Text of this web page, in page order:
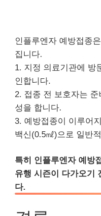
인플루엔자 예방접종
집니다.
1. 지정 의료기관에 방
인합니다.
2. 접종 전 보호자는
성을 합니다.
3. 예방접종이 이루어
백신(0.5㎖)으로 일반
특히 인플루엔자 예방
유행 시즌이 다가오기
다.